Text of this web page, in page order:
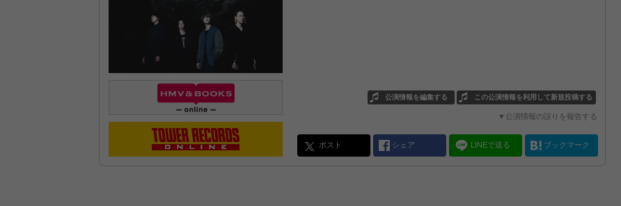
この公演情報を利用して新規投稿する
公演情報を編集する
▼公演情報の誤りを報告する
ポスト シェア LINEで送る ブックマーク